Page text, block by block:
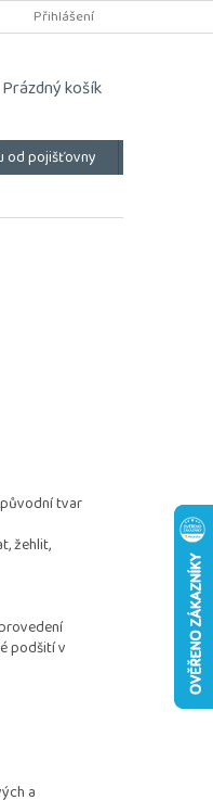
Přihlášení
NÁKUPNÍ
Prázdný košík
od pojišťovny
tvar
žehlit,
podšití v
a